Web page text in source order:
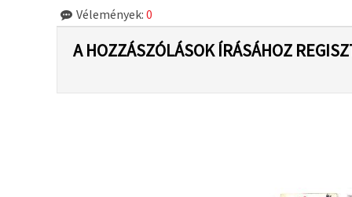
Vélemények: 0
A HOZZÁSZÓLÁSOK ÍRÁSÁHOZ